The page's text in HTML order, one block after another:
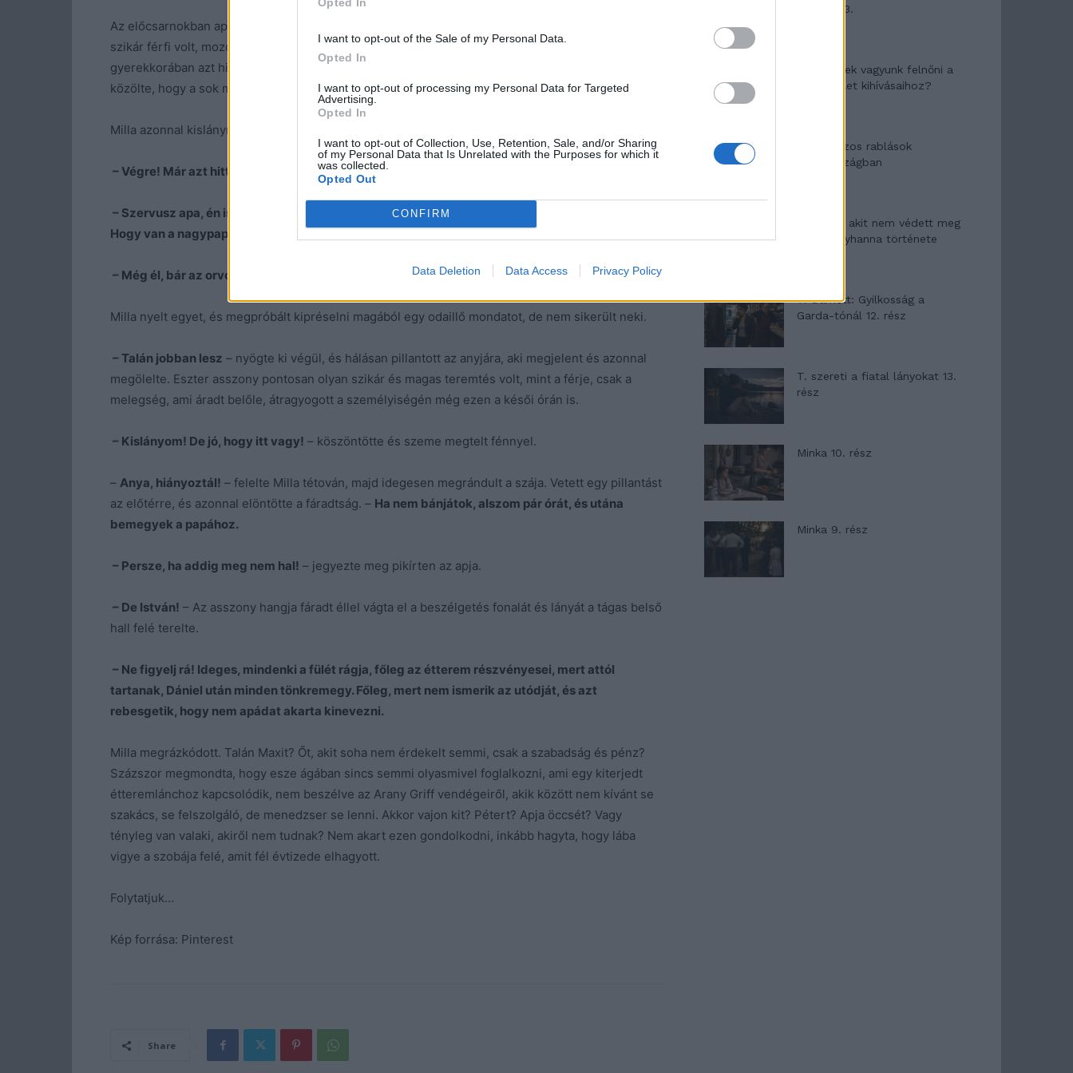
I want to opt-out of the Sale of my Personal Data.
Opted In
I want to opt-out of processing my Personal Data for Targeted
Advertising.
Opted In
I want to opt-out of Collection, Use, Retention, Sale, and/or Sharing
of my Personal Data that Is Unrelated with the Purposes for which it
was collected.
Opted Out
CONFIRM
Data Deletion Data Access Privacy Policy
Az előcsarnokban apja várta teljes díszkivilágításban, egyik kezét a zsebébe süllyesztve. Magas,
szikár férfi volt, mozdulataiban rideg elegancia, amit vastag, húsos szája se ellensúlyozott. Milla
gyerekkorában azt hitte, megcsípte egy darázs, azért olyan duzzadt az ajka, de öccse kinevette és
közölte, hogy a sok meggytől, amit eszik.
Milla azonnal kislánynak érezte magát, ahogy rápillantott.
– Végre! Már azt hittem, sose érsz haza! Ideje volt, mert itt van rád szükség.
– Szervusz apa, én is örülök neked!
– felelte félhangosan, de a férfi nem érzékelte az iróniát. –
Hogy van a nagypapám?
– Még él, bár az orvosok szerint bármikor rosszabbra fordulthat az állapota. Agyvérzése volt.
Milla nyelt egyet, és megpróbált kipréselni magából egy odaillő mondatot, de nem sikerült neki.
– Talán jobban lesz – nyögte ki végül, és hálásan pillantott az anyjára, aki megjelent és azonnal
megölelte. Eszter asszony pontosan olyan szikár és magas teremtés volt, mint a férje, csak a
melegség, ami áradt belőle, átragyogott a személyiségén még ezen a késői órán is.
– Kislányom! De jó, hogy itt vagy! – köszöntötte és szeme megtelt fénnyel.
– Anya, hiányoztál! – felelte Milla tétován, majd idegesen megrándult a szája. Vetett egy pillantást
az előtérre, és azonnal elöntötte a fáradtság. – Ha nem bánjátok, alszom pár órát, és utána
bemegyek a papához.
– Persze, ha addig meg nem hal! – jegyezte meg pikírten az apja.
– De István! – Az asszony hangja fáradt éllel vágta el a beszélgetés fonalát és lányát a tágas belső
hall felé terelte.
– Ne figyelj rá! Ideges, mindenki a fülét rágja, főleg az étterem részvényesei, mert attól
tartanak, Dániel után minden tönkremegy. Főleg, mert nem ismerik az utódját, és azt
rebesgetik, hogy nem apádat akarta kinevezni.
Milla megrázkódott. Talán Maxit? Őt, akit soha nem érdekelt semmi, csak a szabadság és pénz?
Százszor megmondta, hogy esze ágában sincs semmi olyasmivel foglalkozni, ami egy kiterjedt
étteremlánchoz kapcsolódik, nem beszélve az Arany Griff vendégeiről, akik között nem kívánt se
szakács, se felszolgáló, de menedzser se lenni. Akkor vajon kit? Pétert? Apja öccsét? Vagy
tényleg van valaki, akiről nem tudnak? Nem akart ezen gondolkodni, inkább hagyta, hogy lába
vigye a szobája felé, amit fél évtizede elhagyott.
Folytatjuk…
Kép forrása: Pinterest
Share
mítosza 3.
Képtelenek vagyunk felnőni a
felnőtt élet kihívásaihoz?
Altatógázos rablások
Olaszországban
A kislány, akit nem védett meg
senki – Lyhanna története
T. Barnett: Gyilkosság a
Garda-tónál 12. rész
T. szereti a fiatal lányokat 13.
rész
Minka 10. rész
Minka 9. rész